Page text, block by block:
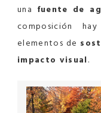
una fuente de
composición
elementos de
impacto visual.